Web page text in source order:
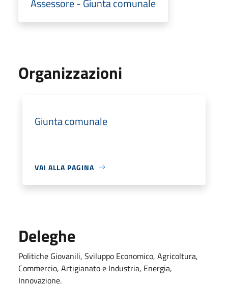
Organizzazioni
Giunta comunale
VAI ALLA PAGINA
Deleghe
Politiche Giovanili, Sviluppo Economico, Agricoltura,
Commercio, Artigianato e Industria, Energia,
Innovazione.